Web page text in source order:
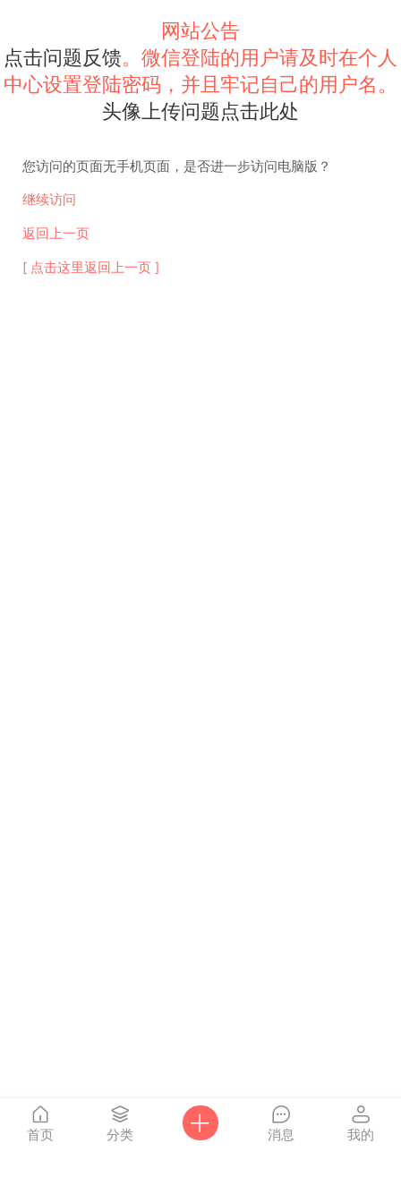
网站公告
点击问题反馈。微信登陆的用户请及时在个人
中心设置登陆密码，并且牢记自己的用户名。
头像上传问题点击此处
您访问的页面无手机页面，是否进一步访问电脑版？
继续访问
返回上一页
[ 点击这里返回上一页 ]
首页 分类 消息 我的